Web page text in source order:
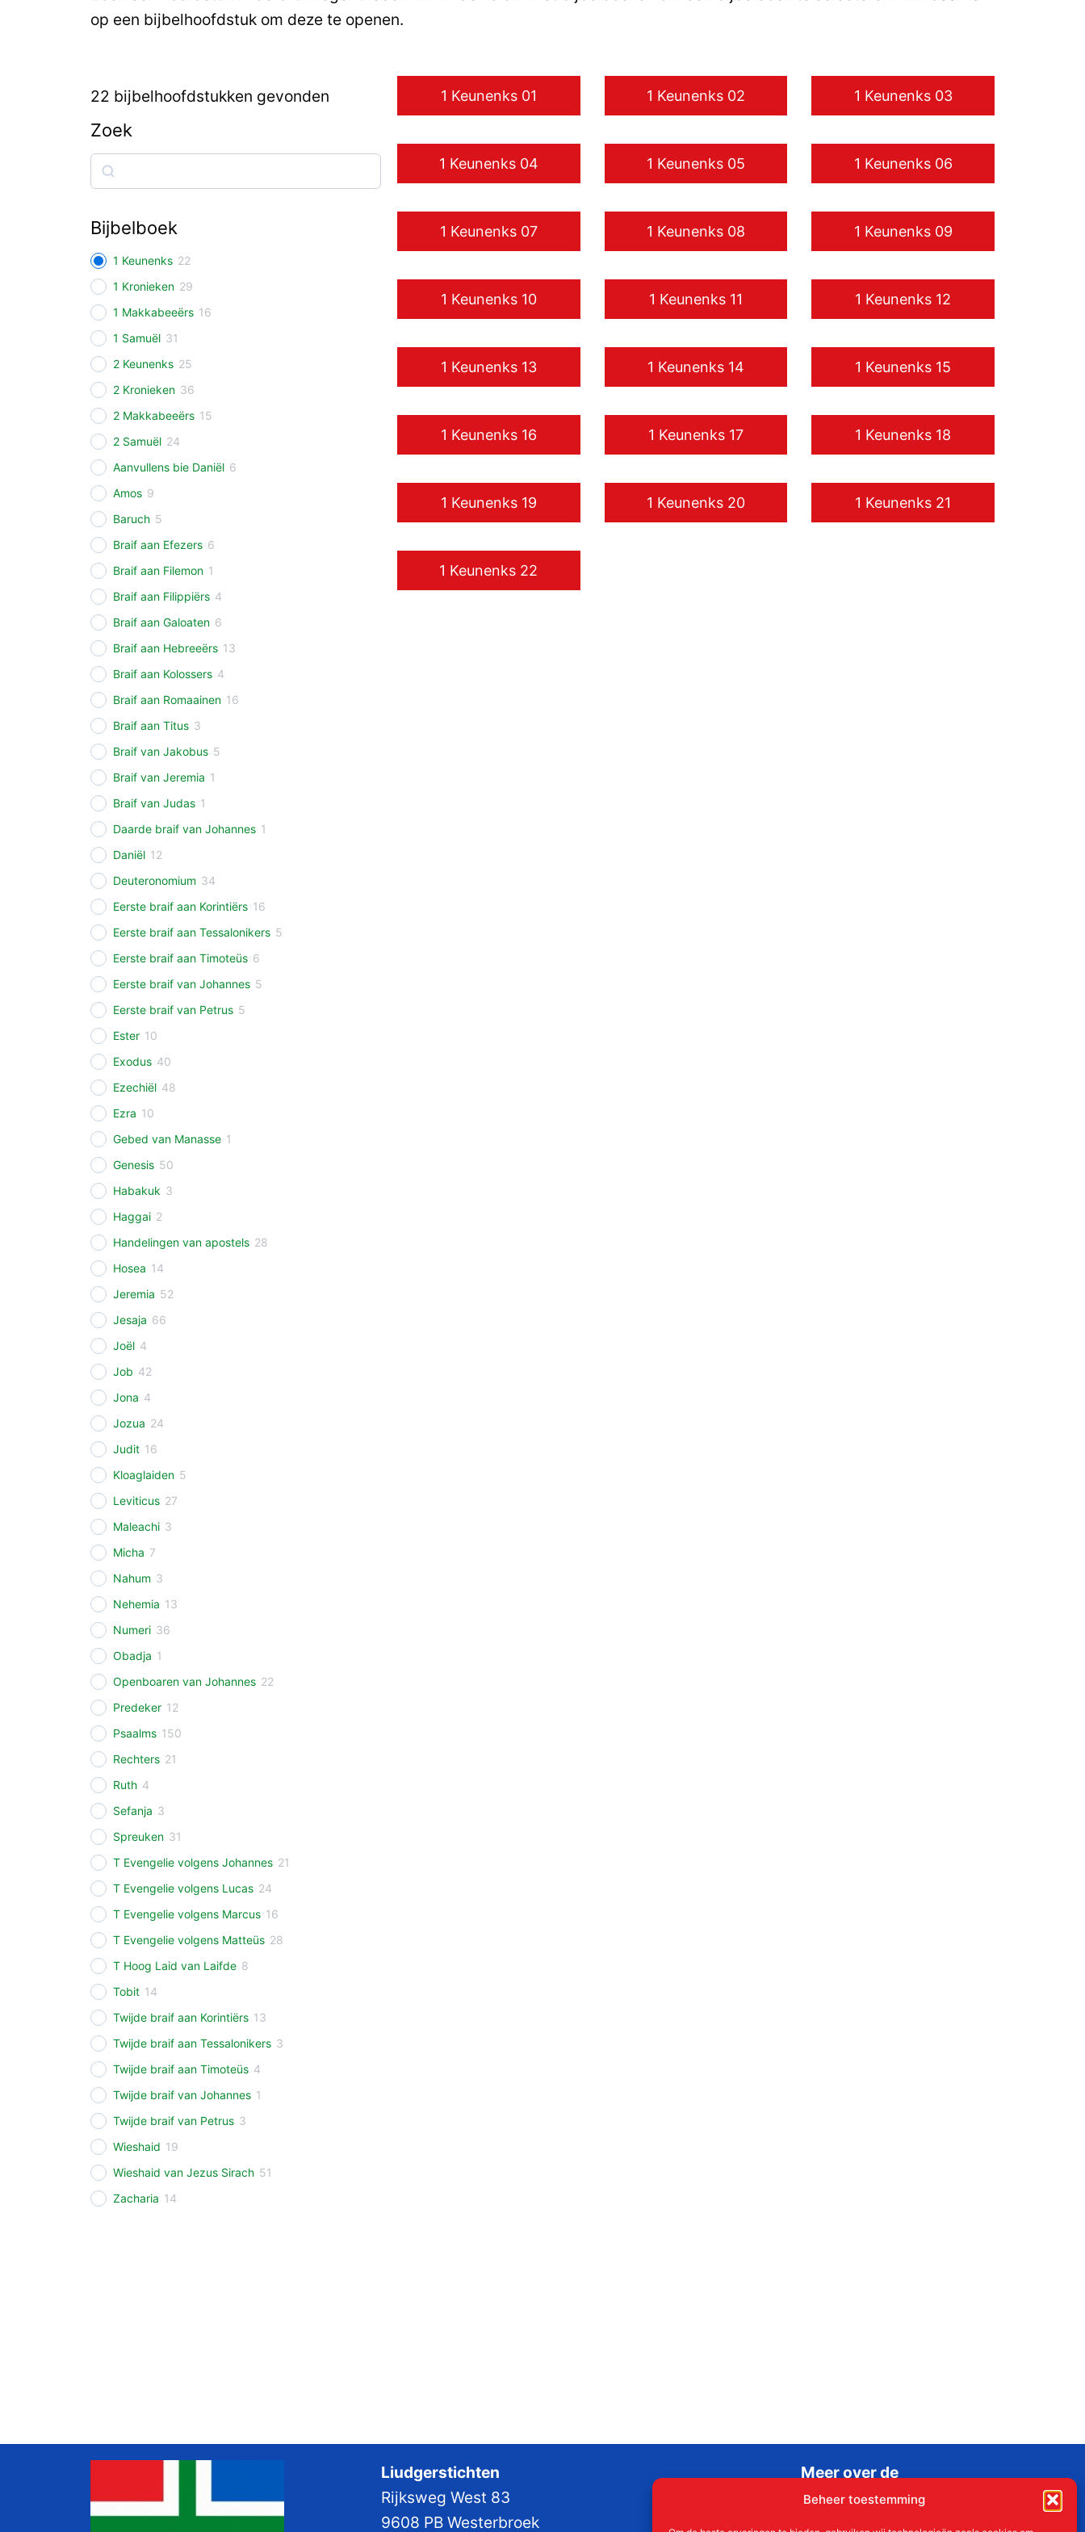
Beheer toestemming
op een bijbelhoofdstuk om deze te openen.
22 bijbelhoofdstukken gevonden
Zoek
Zoek
Bijbelboek
1 Keunenks 22
1 Kronieken 29
1 Makkabeeërs 16
1 Samuël 31
2 Keunenks 25
2 Kronieken 36
2 Makkabeeërs 15
2 Samuël 24
Aanvullens bie Daniël 6
Amos 9
Baruch 5
Braif aan Efezers 6
Braif aan Filemon 1
Braif aan Filippiërs 4
Braif aan Galoaten 6
Braif aan Hebreeërs 13
Braif aan Kolossers 4
Braif aan Romaainen 16
Braif aan Titus 3
Braif van Jakobus 5
Braif van Jeremia 1
Braif van Judas 1
Daarde braif van Johannes 1
Daniël 12
Deuteronomium 34
Eerste braif aan Korintiërs 16
Eerste braif aan Tessalonikers 5
Eerste braif aan Timoteüs 6
Eerste braif van Johannes 5
Eerste braif van Petrus 5
Ester 10
Exodus 40
Ezechiël 48
Ezra 10
Gebed van Manasse 1
Genesis 50
Habakuk 3
Haggai 2
Handelingen van apostels 28
Hosea 14
Jeremia 52
Jesaja 66
Joël 4
Job 42
Jona 4
Jozua 24
Judit 16
Kloaglaiden 5
Leviticus 27
Maleachi 3
Micha 7
Nahum 3
Nehemia 13
Numeri 36
Obadja 1
Openboaren van Johannes 22
Predeker 12
Psaalms 150
Rechters 21
Ruth 4
Sefanja 3
Spreuken 31
T Evengelie volgens Johannes 21
T Evengelie volgens Lucas 24
T Evengelie volgens Marcus 16
T Evengelie volgens Matteüs 28
T Hoog Laid van Laifde 8
Tobit 14
Twijde braif aan Korintiërs 13
Twijde braif aan Tessalonikers 3
Twijde braif aan Timoteüs 4
Twijde braif van Johannes 1
Twijde braif van Petrus 3
Wieshaid 19
Wieshaid van Jezus Sirach 51
Zacharia 14
1 Keunenks 01 1 Keunenks 02 1 Keunenks 03
1 Keunenks 04 1 Keunenks 05 1 Keunenks 06
1 Keunenks 07 1 Keunenks 08 1 Keunenks 09
1 Keunenks 10 1 Keunenks 11 1 Keunenks 12
1 Keunenks 13 1 Keunenks 14 1 Keunenks 15
1 Keunenks 16 1 Keunenks 17 1 Keunenks 18
1 Keunenks 19 1 Keunenks 20 1 Keunenks 21
1 Keunenks 22
Liudgerstichten
Rijksweg West 83
9608 PB Westerbroek
Meer over de
Liudgerstichten